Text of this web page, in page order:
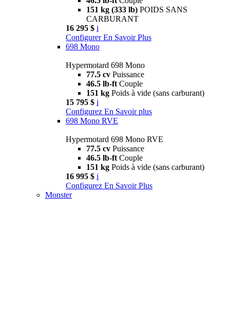
151 kg (333 lb) POIDS SANS
CARBURANT
16 295 $ i
Configurer En Savoir Plus
698 Mono
Hypermotard 698 Mono
77.5 cv Puissance
46.5 lb-ft Couple
151 kg Poids à vide (sans carburant)
15 795 $ i
Configurez En Savoir plus
698 Mono RVE
Hypermotard 698 Mono RVE
77.5 cv Puissance
46.5 lb-ft Couple
151 kg Poids à vide (sans carburant)
16 995 $ i
Configurez En Savoir Plus
Monster